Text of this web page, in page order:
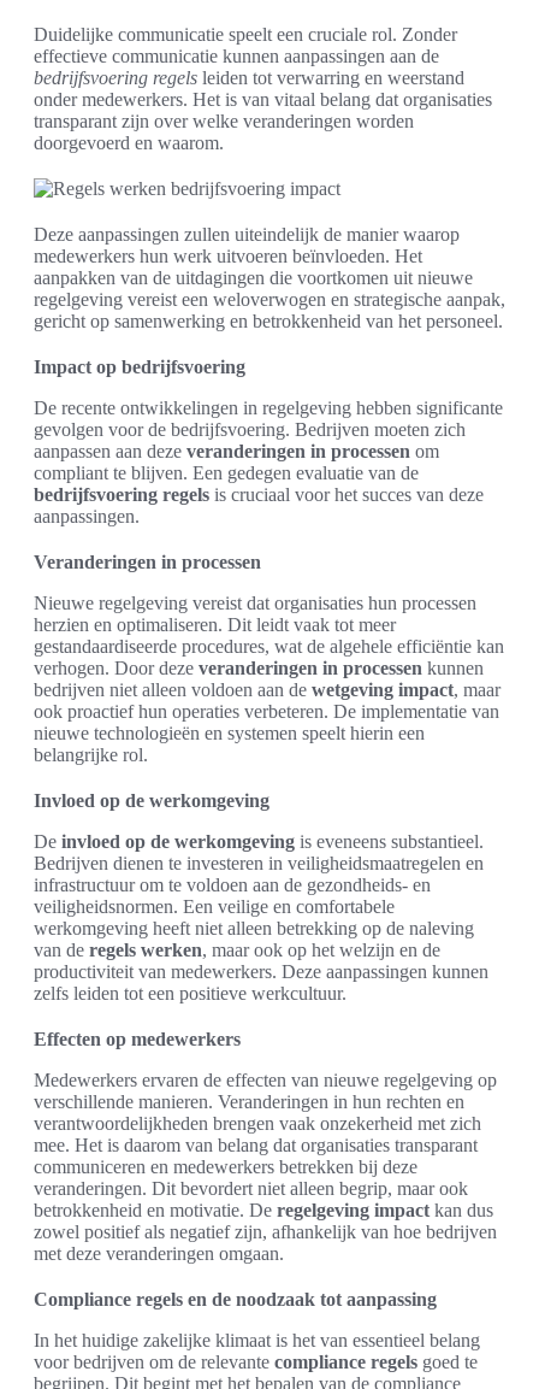
Duidelijke communicatie speelt een cruciale rol. Zonder
effectieve communicatie kunnen aanpassingen aan de
bedrijfsvoering regels leiden tot verwarring en weerstand
onder medewerkers. Het is van vitaal belang dat organisaties
transparant zijn over welke veranderingen worden
doorgevoerd en waarom.
Deze aanpassingen zullen uiteindelijk de manier waarop
medewerkers hun werk uitvoeren beïnvloeden. Het
aanpakken van de uitdagingen die voortkomen uit nieuwe
regelgeving vereist een weloverwogen en strategische aanpak,
gericht op samenwerking en betrokkenheid van het personeel.
Impact op bedrijfsvoering
De recente ontwikkelingen in regelgeving hebben significante
gevolgen voor de bedrijfsvoering. Bedrijven moeten zich
aanpassen aan deze veranderingen in processen om
compliant te blijven. Een gedegen evaluatie van de
bedrijfsvoering regels is cruciaal voor het succes van deze
aanpassingen.
Veranderingen in processen
Nieuwe regelgeving vereist dat organisaties hun processen
herzien en optimaliseren. Dit leidt vaak tot meer
gestandaardiseerde procedures, wat de algehele efficiëntie kan
verhogen. Door deze veranderingen in processen kunnen
bedrijven niet alleen voldoen aan de wetgeving impact, maar
ook proactief hun operaties verbeteren. De implementatie van
nieuwe technologieën en systemen speelt hierin een
belangrijke rol.
Invloed op de werkomgeving
De invloed op de werkomgeving is eveneens substantieel.
Bedrijven dienen te investeren in veiligheidsmaatregelen en
infrastructuur om te voldoen aan de gezondheids- en
veiligheidsnormen. Een veilige en comfortabele
werkomgeving heeft niet alleen betrekking op de naleving
van de regels werken, maar ook op het welzijn en de
productiviteit van medewerkers. Deze aanpassingen kunnen
zelfs leiden tot een positieve werkcultuur.
Effecten op medewerkers
Medewerkers ervaren de effecten van nieuwe regelgeving op
verschillende manieren. Veranderingen in hun rechten en
verantwoordelijkheden brengen vaak onzekerheid met zich
mee. Het is daarom van belang dat organisaties transparant
communiceren en medewerkers betrekken bij deze
veranderingen. Dit bevordert niet alleen begrip, maar ook
betrokkenheid en motivatie. De regelgeving impact kan dus
zowel positief als negatief zijn, afhankelijk van hoe bedrijven
met deze veranderingen omgaan.
Compliance regels en de noodzaak tot aanpassing
In het huidige zakelijke klimaat is het van essentieel belang
voor bedrijven om de relevante compliance regels goed te
begrijpen. Dit begint met het bepalen van de compliance